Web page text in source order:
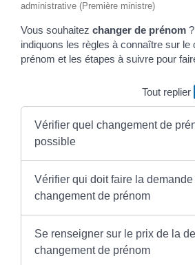
administrative (Première ministre)
Vous souhaitez changer de prénom
indiquons les règles à connaître sur le
prénom et les étapes à suivre pour
Tout replier
Vérifier quel changement de
possible
Vérifier qui doit faire la demande
changement de prénom
Se renseigner sur le prix de la
changement de prénom